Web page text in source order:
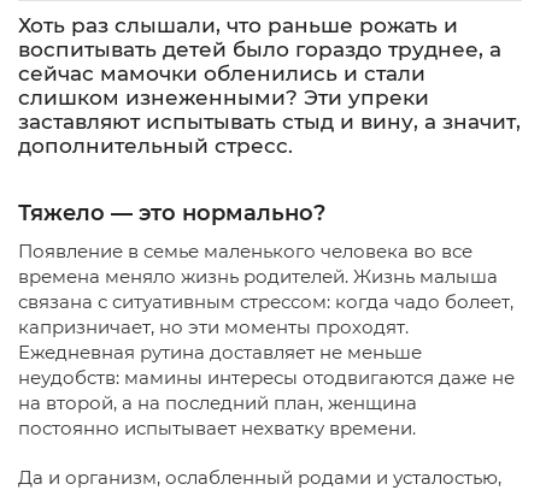
Хоть раз слышали, что раньше рожать и
воспитывать детей было гораздо труднее, а
сейчас мамочки обленились и стали
слишком изнеженными? Эти упреки
заставляют испытывать стыд и вину, а значит,
дополнительный стресс.
Тяжело — это нормально?
Появление в семье маленького человека во все
времена меняло жизнь родителей. Жизнь малыша
связана с ситуативным стрессом: когда чадо болеет,
капризничает, но эти моменты проходят.
Ежедневная рутина доставляет не меньше
неудобств: мамины интересы отодвигаются даже не
на второй, а на последний план, женщина
постоянно испытывает нехватку времени.
Да и организм, ослабленный родами и усталостью,